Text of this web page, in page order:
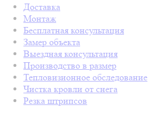
Доставка
Монтаж
Бесплатная консультация
Замер объекта
Выездная консультация
Производство в размер
Тепловизионное обследование
Чистка кровли от снега
Резка штрипсов